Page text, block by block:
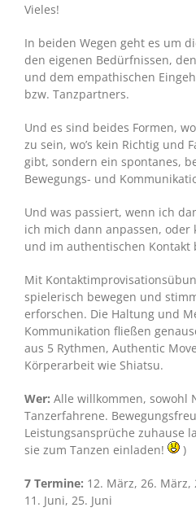
Vieles!
In beiden Wegen geht es um
den eigenen Bedürfnissen,
und dem empathischen
bzw. Tanzpartners.
Und es sind beides Formen,
zu sein, wo’s kein Richtig und
gibt, sondern ein spontanes,
Bewegungs- und
Und was passiert, wenn ich
ich mich dann anpassen,
und im authentischen Kontakt
Mit
spielerisch bewegen und
erforschen. Die Haltung und
Kommunikation fließen
aus 5 Rythmen, Authentic
Körperarbeit wie Shiatsu.
Wer: Alle willkommen, sowohl
Tanzerfahrene.
Leistungsansprüche zuhause
sie zum Tanzen einladen!
)
7 Termine: 12. März, 26.
11. Juni, 25. Juni